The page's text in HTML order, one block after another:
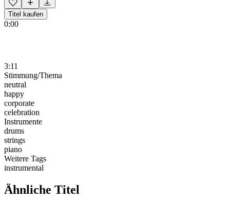
Titel kaufen
0:00
3:11
Stimmung/Thema
neutral
happy
corporate
celebration
Instrumente
drums
strings
piano
Weitere Tags
instrumental
Ähnliche Titel